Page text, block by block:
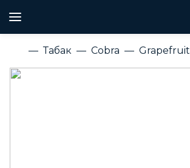
Табак Cobra Grapefruit